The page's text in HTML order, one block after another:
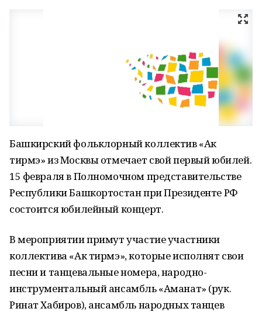
Башкирский фольклорный коллектив «Ак
тирмэ» из Москвы отмечает свой первый юбилей.
15 февраля в Полномочном представительстве
Республики Башкортостан при Президенте РФ
состоится юбилейный концерт.
В мероприятии примут участие участники
коллектива «Ак тирмэ», которые исполнят свои
песни и танцевальные номера, народно-
инструментальный ансамбль «Аманат» (рук.
Ринат Хабиров), ансамбль народных танцев